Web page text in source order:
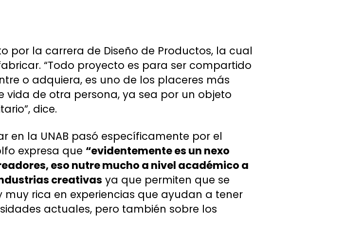
por la carrera de Diseño de Productos, la cual
“Todo proyecto es para ser compartido
o adquiera, es uno de los placeres más
de otra persona, ya sea por un objeto
dice.
en la UNAB pasó específicamente por el
expresa que “evidentemente es un nexo
eso nutre mucho a nivel académico a
creativas ya que permiten que se
rica en experiencias que ayudan a tener
actuales, pero también sobre los